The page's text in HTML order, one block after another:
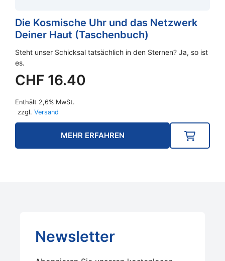
Die Kosmische Uhr und das Netzwerk
Deiner Haut (Taschenbuch)
Steht unser Schicksal tatsächlich in den Sternen? Ja, so ist
es.
CHF 16.40
Enthält 2,6% MwSt.
zzgl. Versand
MEHR ERFAHREN
Newsletter